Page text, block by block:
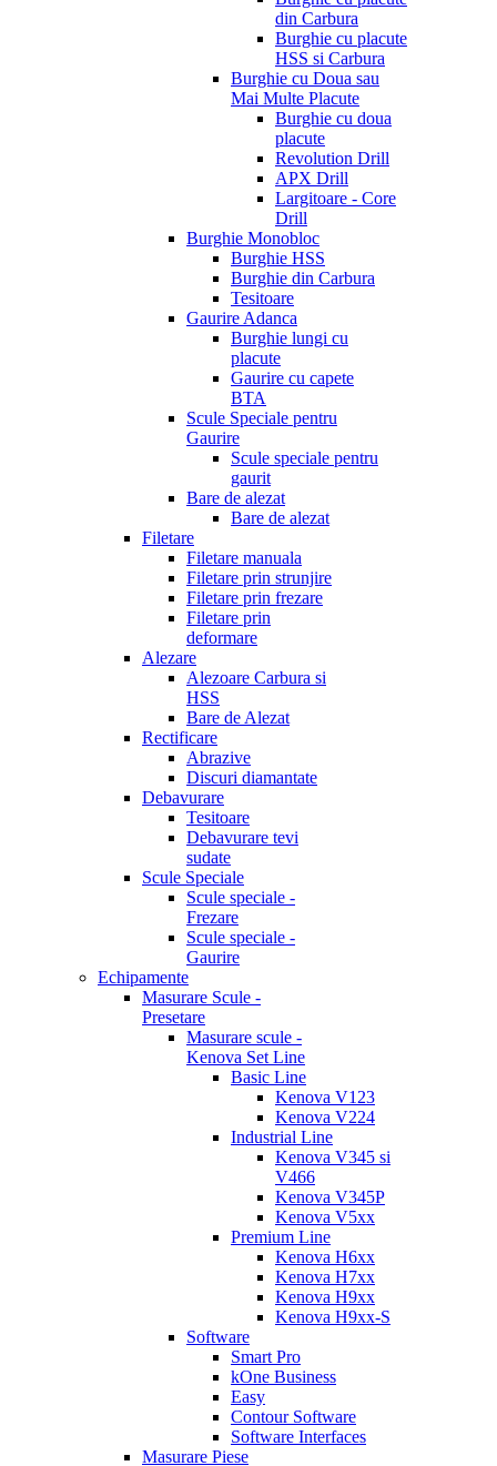
din Carbura
Burghie cu placute
HSS si Carbura
Burghie cu Doua sau
Mai Multe Placute
Burghie cu doua
placute
Revolution Drill
APX Drill
Largitoare - Core
Drill
Burghie Monobloc
Burghie HSS
Burghie din Carbura
Tesitoare
Gaurire Adanca
Burghie lungi cu
placute
Gaurire cu capete
BTA
Scule Speciale pentru
Gaurire
Scule speciale pentru
gaurit
Bare de alezat
Bare de alezat
Filetare
Filetare manuala
Filetare prin strunjire
Filetare prin frezare
Filetare prin
deformare
Alezare
Alezoare Carbura si
HSS
Bare de Alezat
Rectificare
Abrazive
Discuri diamantate
Debavurare
Tesitoare
Debavurare tevi
sudate
Scule Speciale
Scule speciale -
Frezare
Scule speciale -
Gaurire
Echipamente
Masurare Scule -
Presetare
Masurare scule -
Kenova Set Line
Basic Line
Kenova V123
Kenova V224
Industrial Line
Kenova V345 si
V466
Kenova V345P
Kenova V5xx
Premium Line
Kenova H6xx
Kenova H7xx
Kenova H9xx
Kenova H9xx-S
Software
Smart Pro
kOne Business
Easy
Contour Software
Software Interfaces
Masurare Piese